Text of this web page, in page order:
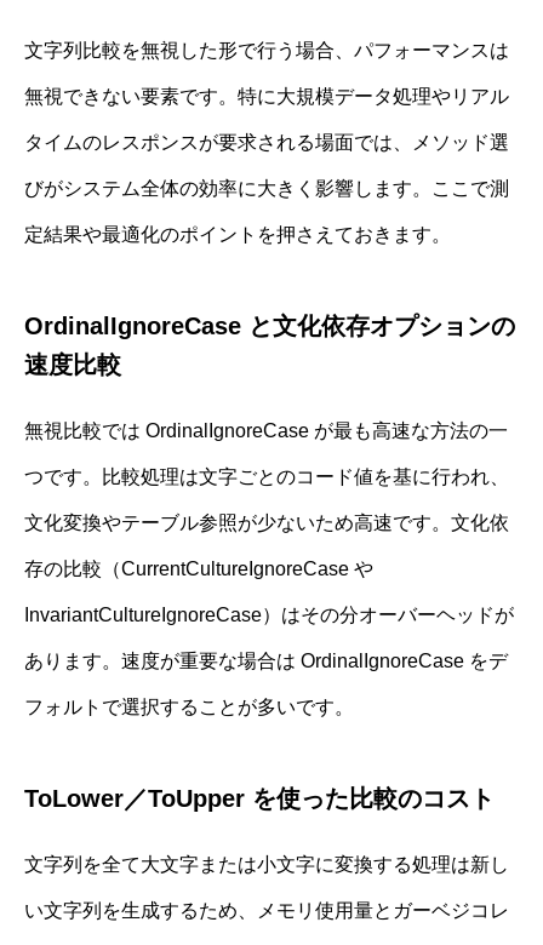
文字列比較を無視した形で行う場合、パフォーマンスは
無視できない要素です。特に大規模データ処理やリアル
タイムのレスポンスが要求される場面では、メソッド選
びがシステム全体の効率に大きく影響します。ここで測
定結果や最適化のポイントを押さえておきます。
OrdinalIgnoreCase と文化依存オプションの
速度比較
無視比較では OrdinalIgnoreCase が最も高速な方法の一
つです。比較処理は文字ごとのコード値を基に行われ、
文化変換やテーブル参照が少ないため高速です。文化依
存の比較（CurrentCultureIgnoreCase や
InvariantCultureIgnoreCase）はその分オーバーヘッドが
あります。速度が重要な場合は OrdinalIgnoreCase をデ
フォルトで選択することが多いです。
ToLower／ToUpper を使った比較のコスト
文字列を全て大文字または小文字に変換する処理は新し
い文字列を生成するため、メモリ使用量とガーベジコレ